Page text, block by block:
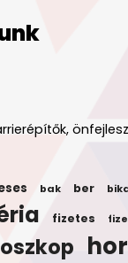
bak ber
fizetes